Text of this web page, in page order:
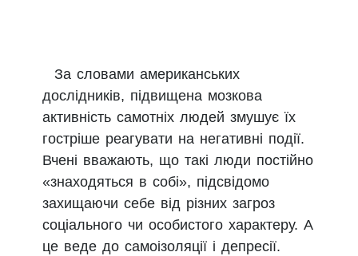
За словами американських
дослідників, підвищена мозкова
активність самотніх людей змушує їх
гостріше реагувати на негативні події.
Вчені вважають, що такі люди постійно
«знаходяться в собі», підсвідомо
захищаючи себе від різних загроз
соціального чи особистого характеру. А
це веде до самоізоляції і депресії.